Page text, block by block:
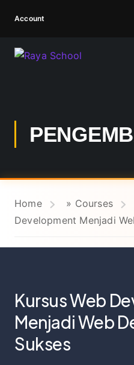
Account
Home » Courses
Development Menjadi
Kursus Web
Menjadi Web
Sukses